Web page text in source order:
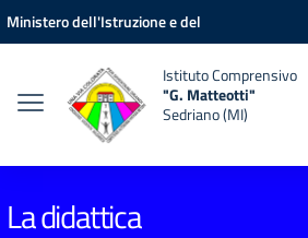
Vai ai contenuti
Vai al menu di navigazione
Vai al footer
Ministero dell'Istruzione e del
Istituto Comprensivo
"G. Matteotti"
Sedriano (MI)
La didattica